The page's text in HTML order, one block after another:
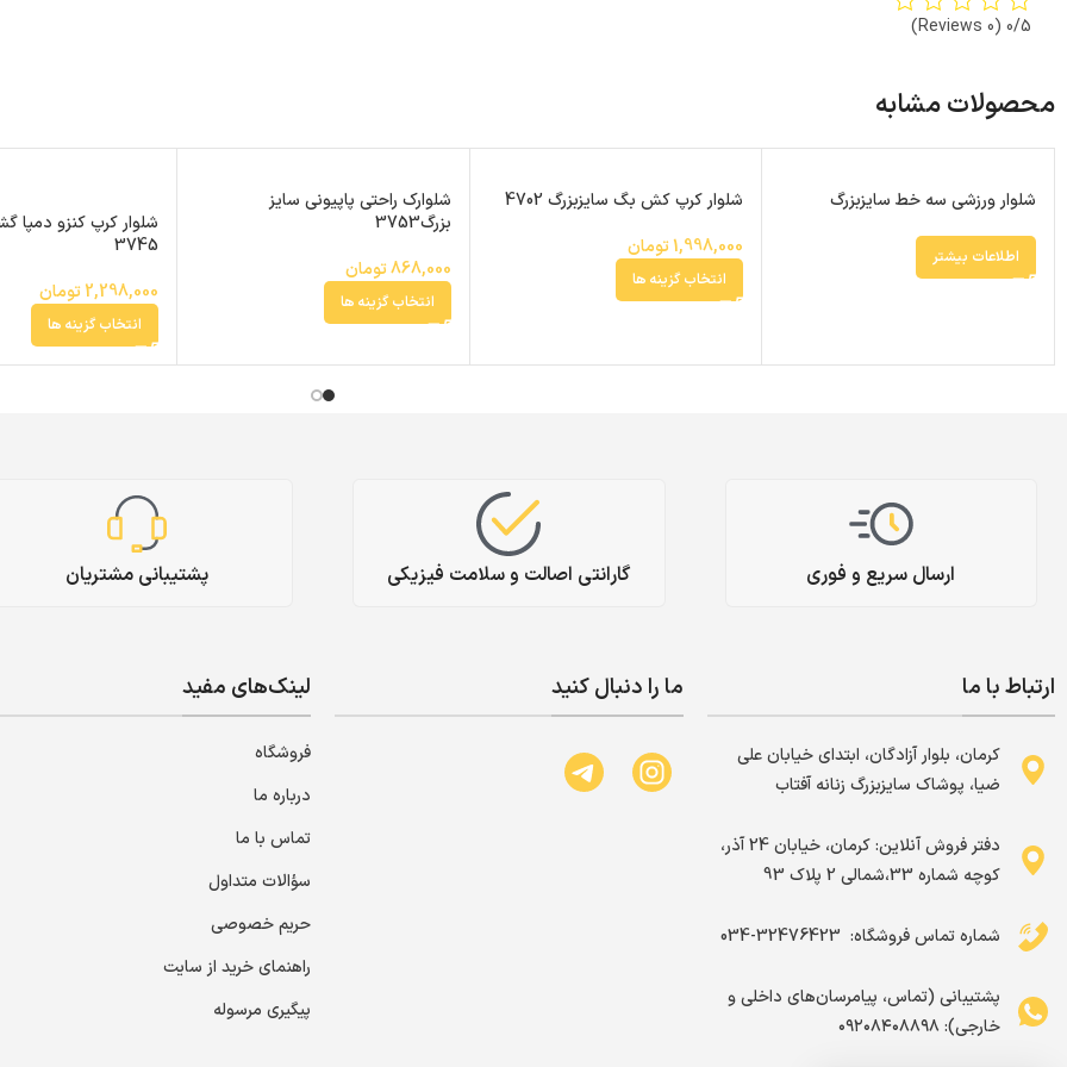
0/5
(0 Reviews)
محصولات مشابه
شلوار ورزشی سه خط سایزبزرگ
اطلاعات بیشتر
شلوار کرپ کش بگ سایزبزرگ 4702
1,998,000تومان
انتخاب گزینه ها
شلوارک راحتی پاپیونی سایز
بزرگ3753
868,000تومان
انتخاب گزینه ها
شلوار کرپ کنزو دمپا
3745
2,298,000تومان
انتخاب گزینه ها
ارسال سریع و فوری گارانتی اصالت و سلامت فیزیکی پشتیبانی مشتریان
ارتباط با ما
کرمان، بلوار آزادگان، ابتدای خیابان علی
ضیا، پوشاک سایزبزرگ زنانه آفتاب
دفتر فروش آنلاین: کرمان، خیابان 24 آذر،
کوچه شماره 33،شمالی 2 پلاک 93
شماره تماس فروشگاه: ‌ 32476423-034
پشتیبانی (تماس، پیامرسان‌های داخلی و
خارجی): ۰۹۲۰۸۴۰۸۸۹۸
ما را دنبال کنید لینک‌های مفید
فروشگاه
درباره ما
تماس با ما
سؤالات متداول
حریم خصوصی
راهنمای خرید از سایت
پیگیری مرسوله